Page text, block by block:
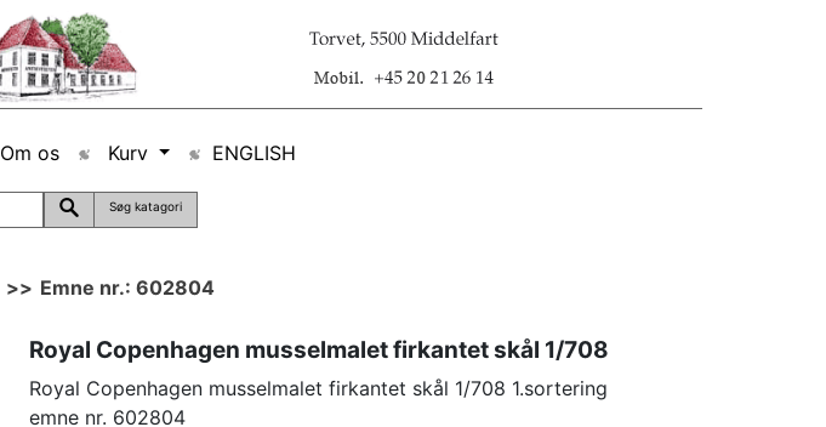
Om os Kurv ENGLISH
Søg katagori
>> Emne nr.: 602804
Royal Copenhagen musselmalet firkantet skål 1/708
Royal Copenhagen musselmalet firkantet skål 1/708 1.sortering
emne nr. 602804